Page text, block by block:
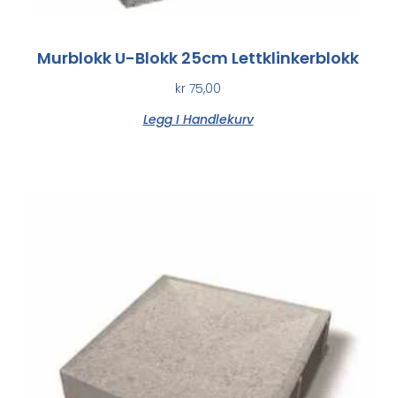
Murblokk U-Blokk 25cm Lettklinkerblokk
kr 75,00
Legg I Handlekurv